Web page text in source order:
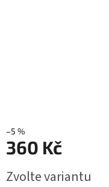
–5 %
360 Kč
cena:
Zvolte variantu